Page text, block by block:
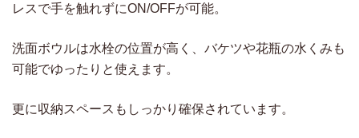
レスで手を触れずにON/OFFが可能。
洗面ボウルは水栓の位置が高く、バケツや花瓶の水くみも
可能でゆったりと使えます。
更に収納スペースもしっかり確保されています。